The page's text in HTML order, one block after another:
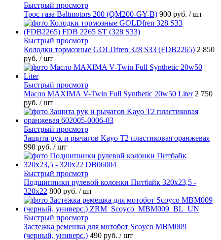
Быстрый просмотр
Трос газа Baltmotors 200 (QM200-GY-B) 900 руб. / шт
Быстрый просмотр
Колодки тормозные GOLDfren 328 S33 (FDB2265) 2 850
руб. / шт
Быстрый просмотр
Масло MAXIMA V-Twin Full Synthetic 20w50 Liter 2 750
руб. / шт
Быстрый просмотр
Защита рук и рычагов Kayo T2 пластиковая оранжевая
990 руб. / шт
Быстрый просмотр
Подшипники рулевой колонки Питбайк 320x23,5 -
320x22 800 руб. / шт
Быстрый просмотр
Застежка ремешка для мотобот Scoyco MBM009
(черный, универс.) 490 руб. / шт